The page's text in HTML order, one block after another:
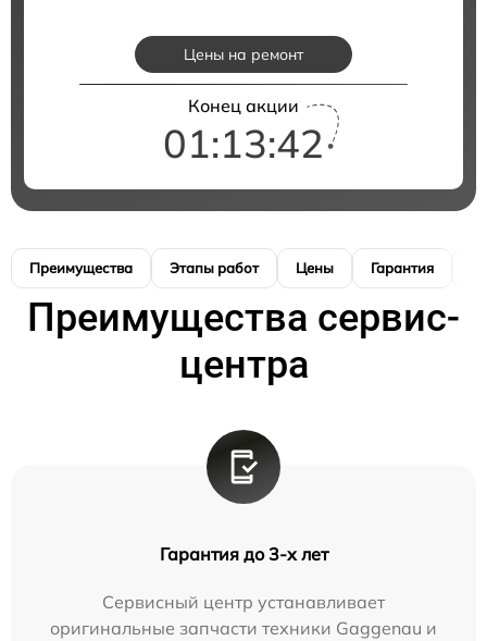
Цены на ремонт
Конец акции
01:13:41
Преимущества Этапы работ Цены Гарантия
Преимущества сервис-
центра
Гарантия до 3-х лет
Сервисный центр устанавливает
оригинальные запчасти техники Gaggenau и